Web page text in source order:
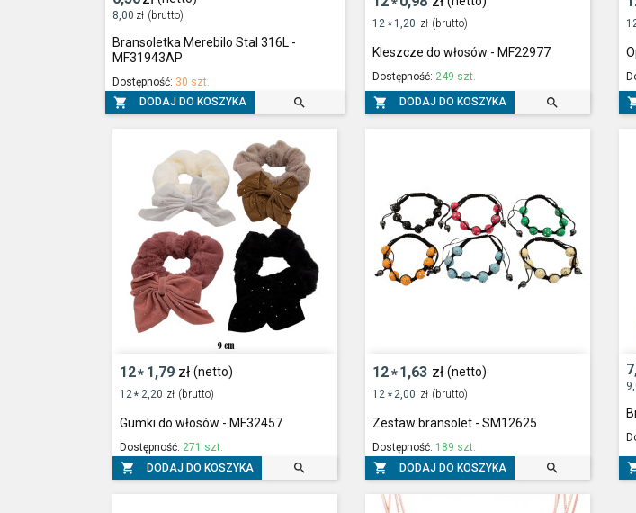
8,00 zł (brutto)
Bransoletka Merebilo Stal 316L -
MF31943AP
Dostępność: 30 szt.
 DODAJ DO KOSZYKA 
*
12 * 1,20 zł (brutto)
Kleszcze do włosów - MF22977
Dostępność: 249 szt.
 DODAJ DO KOSZYKA 
12* 1,79 zł (netto)
12 * 2,20 zł (brutto)
Gumki do włosów - MF32457
Dostępność: 271 szt.
 DODAJ DO KOSZYKA 
12*1,63 zł (netto)
12 * 2,00 zł (brutto)
Zestaw bransolet - SM12625
Dostępność: 189 szt.
 DODAJ DO KOSZYKA 